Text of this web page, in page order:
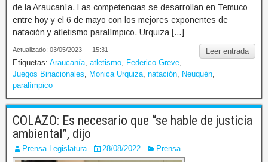
de la Araucanía. Las competencias se desarrollan en Temuco
entre hoy y el 6 de mayo con los mejores exponentes de
natación y atletismo paralímpico. Urquiza […]
Leer entrada
Actualizado: 03/05/2023 — 15:31
Etiquetas: Araucanía atletismo Federico Greve
Juegos Binacionales
Monica Urquiza natación Neuquén
paralímpico
COLAZO: Es necesario que “se hable de justicia
ambiental”, dijo
Prensa Legislatura 28/08/2022 Prensa